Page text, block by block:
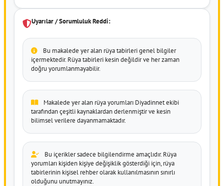
Uyarılar / Sorumluluk Reddi:
Bu makalede yer alan rüya tabirleri genel bilgiler
içermektedir. Rüya tabirleri kesin değildir ve her zaman
doğru yorumlanmayabilir.
Makalede yer alan rüya yorumları Diyadinnet ekibi
tarafından çeşitli kaynaklardan derlenmiştir ve kesin
bilimsel verilere dayanmamaktadır.
Bu içerikler sadece bilgilendirme amaçlıdır. Rüya
yorumları kişiden kişiye değişiklik gösterdiği için, rüya
tabirlerinin kişisel rehber olarak kullanılmasının sınırlı
olduğunu unutmayınız.